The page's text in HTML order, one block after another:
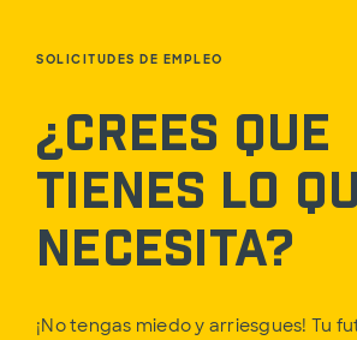
SOLICITUDES DE EMPLEO
¿Crees que
tienes lo
necesita?
¡No tengas miedo y arriesgues! Tu